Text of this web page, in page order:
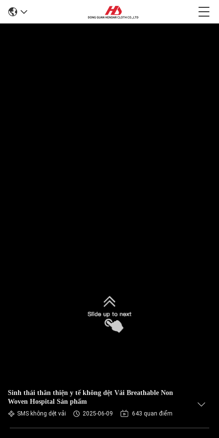
Sinh thái thân thiện y tế không dệt Vải Breathable Non
Woven Hospital Sản phẩm
SMS không dệt vải 2025-06-09 643 quan điểm